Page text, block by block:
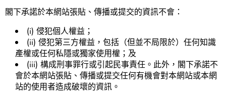
閣下承諾於本網站張貼、傳播或提交的資訊不會：
(i) 侵犯個人權益；
(ii) 侵犯第三方權益，包括（但並不局限於）任何知識
產權或任何私隱或獨家使用權；及
(iii) 構成刑事罪行或引起民事責任。此外，閣下承諾不
會於本網站張貼、傳播或提交任何有機會對本網站或本網
站的使用者造成破壞的資訊。